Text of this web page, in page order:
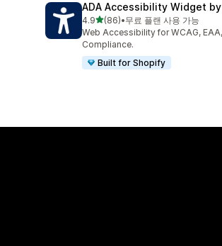
ADA Accessibility Widget by
4.9별 5개 중
(86)
총 리뷰 86개
•무료 플랜 사용 가능
Web Accessibility for WCAG,
Compliance.
Built for Shopify